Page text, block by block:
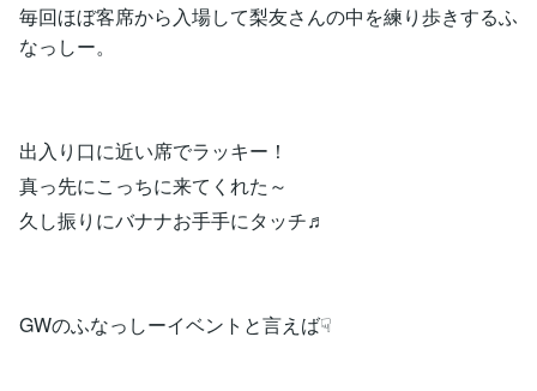
毎回ほぼ客席から入場して梨友さんの中を練り歩きするふ
なっしー。
出入り口に近い席でラッキー！
真っ先にこっちに来てくれた～
久し振りにバナナお手手にタッチ♬
GWのふなっしーイベントと言えば☟